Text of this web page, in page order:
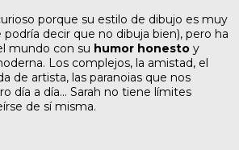
porque su estilo de dibujo es muy
decir que no dibuja bien), pero ha
mundo con su humor honesto y
Los complejos, la amistad, el
de artista, las paranoias que nos
día a día… Sarah no tiene límites
de sí misma.